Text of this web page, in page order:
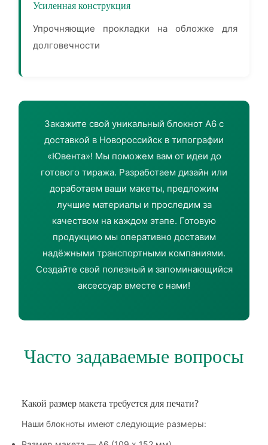
Усиленная конструкция
Упрочняющие прокладки на обложке для
долговечности
Закажите свой уникальный блокнот А6 с
доставкой в Новороссийск в типографии
«Ювента»! Мы поможем вам от идеи до
готового тиража. Разработаем дизайн или
доработаем ваши макеты, предложим
лучшие материалы и проследим за
качеством на каждом этапе. Готовую
продукцию мы оперативно доставим
надёжными транспортными компаниями.
Создайте свой полезный и запоминающийся
аксессуар вместе с нами!
Часто задаваемые вопросы
Какой размер макета требуется для печати?
Наши блокноты имеют следующие размеры: